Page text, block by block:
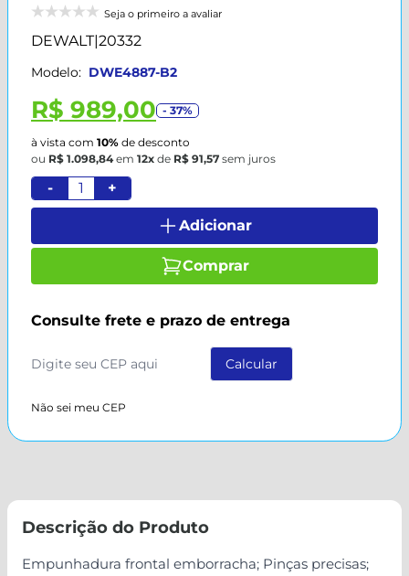
Seja o primeiro a avaliar
DEWALT|20332
Modelo: DWE4887-B2
R$ 989,00 - 37%
à vista com 10% de desconto
ou R$ 1.098,84em 12x de R$ 91,57 sem juros
- +
Adicionar
Comprar
Consulte frete e prazo de entrega
Não sei meu CEP
Descrição do Produto
Empunhadura frontal emborracha; Pinças precisas;